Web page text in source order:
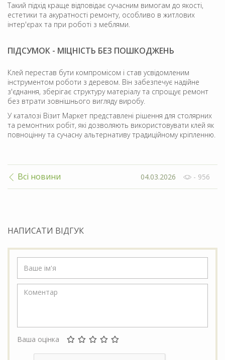
Такий підхід краще відповідає сучасним вимогам до якості,
естетики та акуратності ремонту, особливо в житлових
інтер'єрах та при роботі з меблями.
ПІДСУМОК - МІЦНІСТЬ БЕЗ ПОШКОДЖЕНЬ
Клей перестав бути компромісом і став усвідомленим
інструментом роботи з деревом. Він забезпечує надійне
з'єднання, зберігає структуру матеріалу та спрощує ремонт
без втрати зовнішнього вигляду виробу.
У каталозі Візит Маркет представлені рішення для столярних
та ремонтних робіт, які дозволяють використовувати клей як
повноцінну та сучасну альтернативу традиційному кріпленню.
Всі новини 04.03.2026 - 956
НАПИСАТИ ВІДГУК
Ваша оцінка